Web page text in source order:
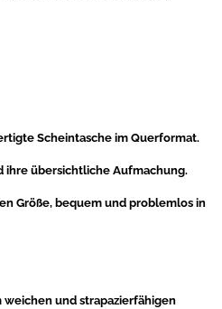
Scheintasche im Querformat.
ihre übersichtliche Aufmachung.
Größe, bequem und problemlos in
weichen und strapazierfähigen